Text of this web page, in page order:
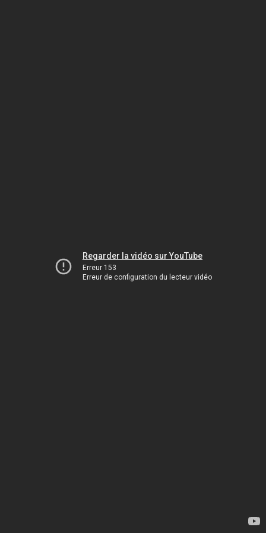
Regarder la vidéo sur YouTube
Erreur 153
Erreur de configuration du lecteur vidéo